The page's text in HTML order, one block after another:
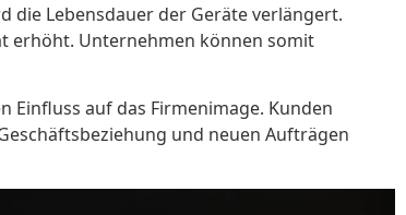
die Lebensdauer der Geräte verlängert.
erhöht. Unternehmen können somit
Einfluss auf das Firmenimage. Kunden
und neuen Aufträgen